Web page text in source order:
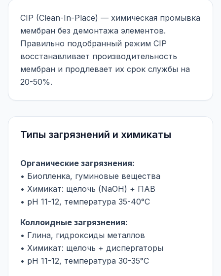
CIP (Clean-In-Place) — химическая промывка
мембран без демонтажа элементов.
Правильно подобранный режим CIP
восстанавливает производительность
мембран и продлевает их срок службы на
20-50%.
Типы загрязнений и химикаты
Органические загрязнения:
• Биопленка, гуминовые вещества
• Химикат: щелочь (NaOH) + ПАВ
• pH 11-12, температура 35-40°C
Коллоидные загрязнения:
• Глина, гидроксиды металлов
• Химикат: щелочь + диспергаторы
• pH 11-12, температура 30-35°C